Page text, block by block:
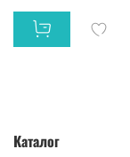
Каталог